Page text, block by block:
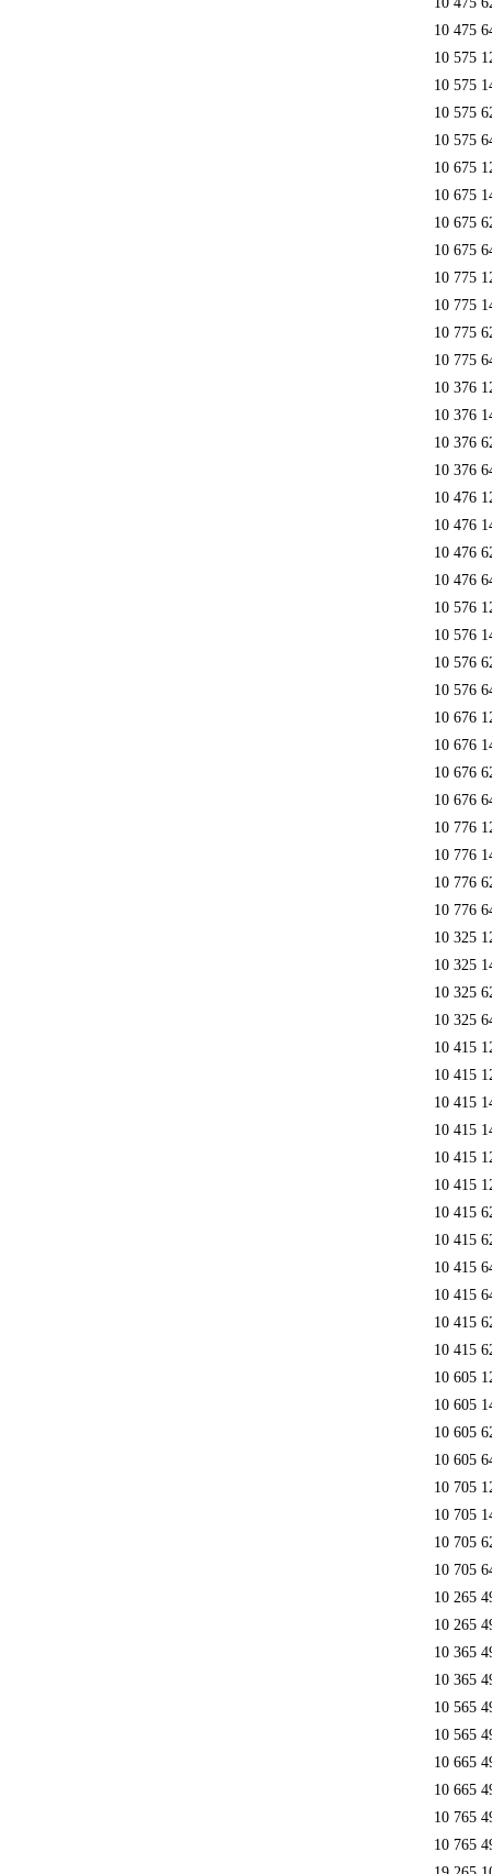
10 475
10 575
10 575
10 575
10 575
10 675
10 675
10 675
10 675
10 775
10 775
10 775
10 775
10 376
10 376
10 376
10 376
10 476
10 476
10 476
10 476
10 576
10 576
10 576
10 576
10 676
10 676
10 676
10 676
10 776
10 776
10 776
10 776
10 325
10 325
10 325
10 325
10 415
10 415
10 415
10 415
10 415
10 415
10 415
10 415
10 415
10 415
10 415
10 415
10 605
10 605
10 605
10 605
10 705
10 705
10 705
10 705
10 265
10 265
10 365
10 365
10 565
10 565
10 665
10 665
10 765
10 765